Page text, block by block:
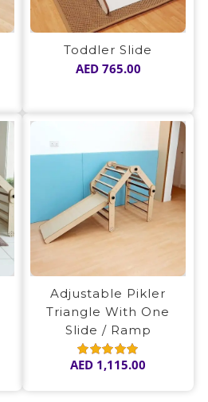
Toddler Slide
AED765.00
Adjustable Pikler
Triangle With One
Slide / Ramp
Rated5.00
AED 1,115.00